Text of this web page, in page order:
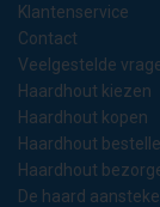
Klantenservice
Contact
Veelgestelde
Haardhout kiezen
Haardhout kopen
Haardhout
Haardhout
De haard